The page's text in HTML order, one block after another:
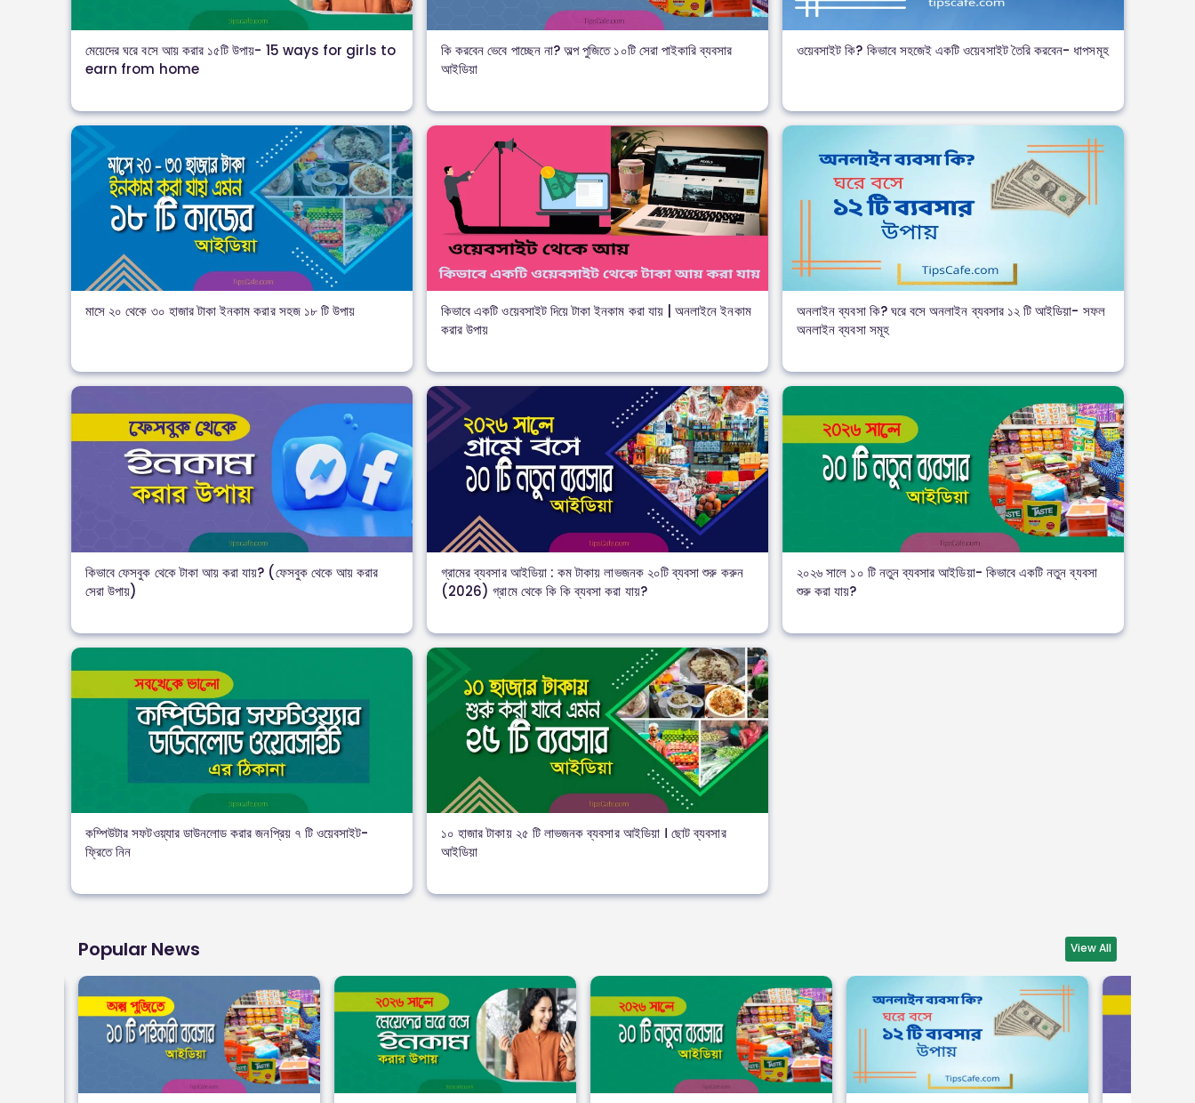
মেয়েদের ঘরে বসে আয় করার ১৫টি উপায়- 15 ways for girls to
earn from home
কি করবেন ভেবে পাচ্ছেন না? অল্প পুজিতে ১০টি সেরা পাইকারি ব্যবসার
আইডিয়া
ওয়েবসাইট কি? কিভাবে সহজেই একটি ওয়েবসাইট তৈরি করবেন- ধাপসমূহ
মাসে ২০ থেকে ৩০ হাজার টাকা ইনকাম করার সহজ ১৮ টি উপায়
কিভাবে একটি ওয়েবসাইট দিয়ে টাকা ইনকাম করা যায় | অনলাইনে ইনকাম
করার উপায়
অনলাইন ব্যবসা কি? ঘরে বসে অনলাইন ব্যবসার ১২ টি আইডিয়া- সফল
অনলাইন ব্যবসা সমূহ
কিভাবে ফেসবুক থেকে টাকা আয় করা যায়? (ফেসবুক থেকে আয় করার
সেরা উপায়)
গ্রামের ব্যবসার আইডিয়া : কম টাকায় লাভজনক ২০টি ব্যবসা শুরু করুন
(2026) গ্রামে থেকে কি কি ব্যবসা করা যায়?
২০২৬ সালে ১০ টি নতুন ব্যবসার আইডিয়া- কিভাবে একটি নতুন ব্যবসা
শুরু করা যায়?
কম্পিউটার সফটওয়্যার ডাউনলোড করার জনপ্রিয় ৭ টি ওয়েবসাইট-
ফ্রিতে নিন
১০ হাজার টাকায় ২৫ টি লাভজনক ব্যবসার আইডিয়া । ছোট ব্যবসার
আইডিয়া
Popular News View All